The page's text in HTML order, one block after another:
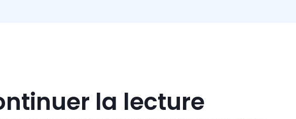
la lecture